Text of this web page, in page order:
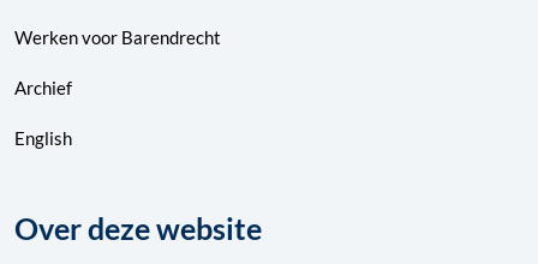
Werken voor Barendrecht
Archief
English
Over deze website